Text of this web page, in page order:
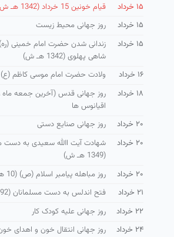
۱۵ خرداد
قیام خونین 15 خرداد (1342 هـ ش) (تعطیل)
۱۵ خرداد
روز جهانی محیط زیست
۱۵ خرداد
زندانی شدن حضرت امام خمینی
شاهی پهلوی (1342 هـ ش)
۱۶ خرداد
ولادت حضرت امام موسی كاظم (ع) (128 هـ
۱۸ خرداد
روز جهانی قدس (آخرین جمعه ماه
اقیانوس ها
۲۰ خرداد
روز جهانی صنایع دستی
۲۰ خرداد
شهادت آیت االله سعیدی به دست
(1349 هـ ش)
۲۰ خرداد
روز مباهله پیامبر اسلام (ص) (10 هـ ق)
۲۱ خرداد
فتح اندلس به دست مسلمانان (92 هـ ق)
۲۲ خرداد
روز جهانی علیه کودک کار
۲۴ خرداد
روز جهانی انتقال خون و اهدای